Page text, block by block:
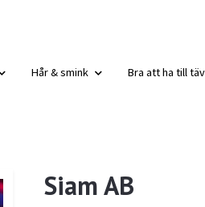
Hår & smink Bra att ha till
Siam AB